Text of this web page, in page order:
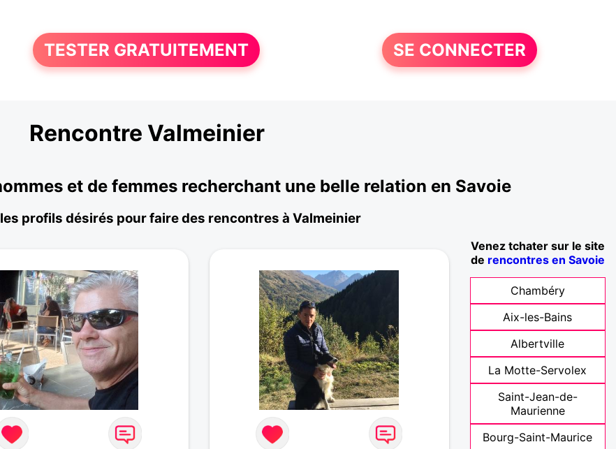
TESTER GRATUITEMENT SE CONNECTER
Rencontre Valmeinier
et de femmes recherchant une belle relation en Savoie
profils désirés pour faire des rencontres à Valmeinier
Venez tchater sur le site
de rencontres en Savoie
Chambéry
Aix-les-Bains
Albertville
La Motte-Servolex
Saint-Jean-de-
Maurienne
Bourg-Saint-Maurice